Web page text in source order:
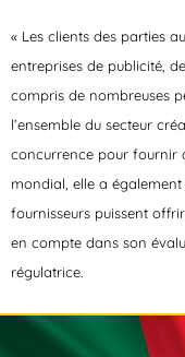
« Les clients des parties
entreprises de publicité,
compris de nombreuses
l’ensemble du secteur
concurrence pour fournir
mondial, elle a
fournisseurs puissent
en compte dans son
régulatrice.